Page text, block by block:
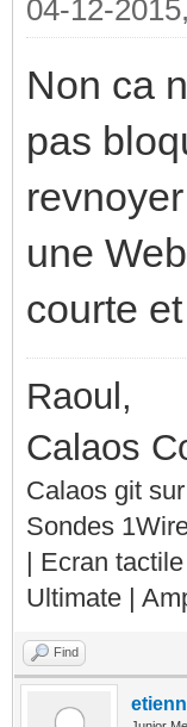
04-12-
Non ca
pas
une
courte
Raoul,
Calaos
Calaos git
Sondes
| Ecran
Ultimate |
Find